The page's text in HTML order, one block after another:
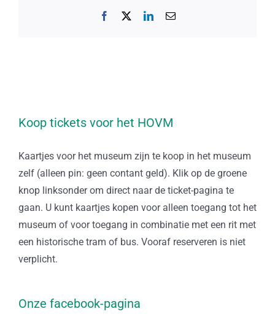
Facebook LinkedIn
E-
Koop tickets voor het HOVM
Kaartjes voor het museum zijn te koop in het museum
zelf (alleen pin: geen contant geld). Klik op de groene
knop linksonder om direct naar de ticket-pagina te
gaan. U kunt kaartjes kopen voor alleen toegang tot het
museum of voor toegang in combinatie met een rit met
een historische tram of bus. Vooraf reserveren is niet
verplicht.
Onze facebook-pagina